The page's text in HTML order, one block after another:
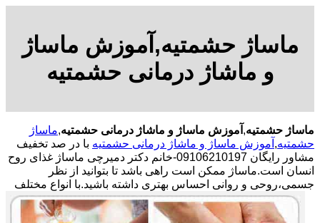
ماساژ حشمتیه,آموزش ماساژ
و ماشاژ درمانی حشمتیه
ماساژ حشمتیه, آموزش ماساژ و ماشاژ درمانی حشمتیه,ماساژ
حشمتیه, آموزش ماساژ و ماشاژ درمانی حشمتیه با در صد تخفیف
مشاور رایگان 09106210197-خانم دکتر دمیرچی ماساژ غذای روح
انسان است.ماساژ ممکن است راهی باشد تا بتوانید از نظر
جسمی،روحی و روانی احساس بهتری داشته باشید.با انواع مختلف